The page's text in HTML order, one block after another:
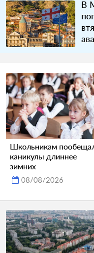
В
Школьникам
каникулы длиннее
зимних
08/08/2026